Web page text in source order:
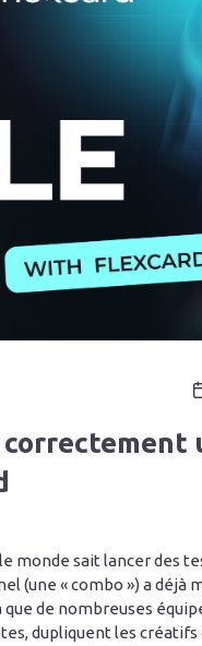
monde sait lancer des
(une « combo ») a déjà
de nombreuses
dupliquent les